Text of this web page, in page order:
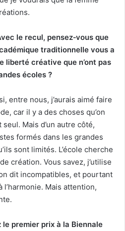
le recul, pensez‑vous que
traditionnelle vous a
liberté créative que n’ont pas
écoles ?
entre nous, j’aurais aimé faire
car il y a des choses qu’on
Mais d’un autre côté,
formés dans les grandes
sont limités. L’école cherche
création. Vous savez, j’utilise
dit incompatibles, et pourtant
Mais attention,
premier prix à la Biennale